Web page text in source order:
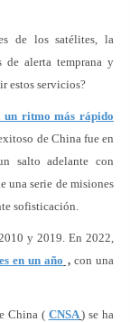
de los satélites, la
de alerta temprana y
estos servicios?
un ritmo más rápido
de China fue en
salto adelante con
una serie de misiones
sofisticación.
y 2019. En 2022,
en un año ,con una
China ( CNSA ) se ha